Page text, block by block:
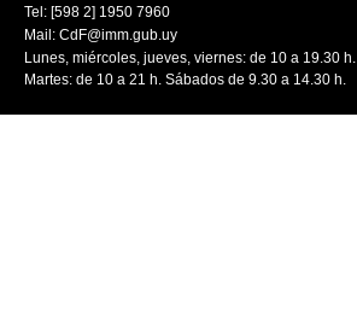
Tel: [598 2] 1950 7960
Mail: CdF@imm.gub.uy
Lunes, miércoles, jueves, viernes: de 10 a 19.30 h.
Martes: de 10 a 21 h. Sábados de 9.30 a 14.30 h.